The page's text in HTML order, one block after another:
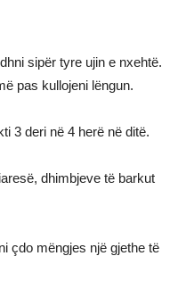
sipër tyre ujin e nxehtë.
pas kullojeni lëngun.
3 deri në 4 herë në ditë.
dhimbjeve të barkut
çdo mëngjes një gjethe të